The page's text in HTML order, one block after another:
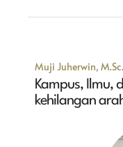
Muji Juherwin, M.Sc.
Kampus, Ilmu,
kehilangan